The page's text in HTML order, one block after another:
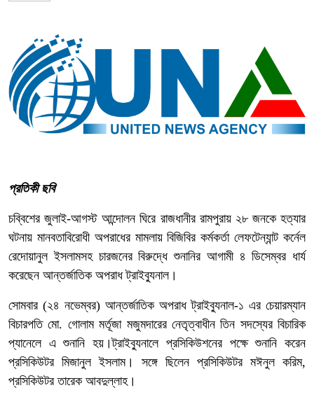
প্রতিকী ছবি
চব্বিশের জুলাই-আগস্ট আন্দোলন ঘিরে রাজধানীর রামপুরায় ২৮ জনকে হত্যার
ঘটনায় মানবতাবিরোধী অপরাধের মামলায় বিজিবির কর্মকর্তা লেফটেন্যান্ট কর্নেল
রেদোয়ানুল ইসলামসহ চারজনের বিরুদ্ধে শুনানির আগামী ৪ ডিসেম্বর ধার্য
করেছেন আন্তর্জাতিক অপরাধ ট্রাইব্যুনাল।
সোমবার (২৪ নভেম্বর) আন্তর্জাতিক অপরাধ ট্রাইব্যুনাল-১ এর চেয়ারম্যান
বিচারপতি মো. গোলাম মর্তূজা মজুমদারের নেতৃত্বাধীন তিন সদস্যের বিচারিক
প্যানেলে এ শুনানি হয়।ট্রাইব্যুনালে প্রসিকিউশনের পক্ষে শুনানি করেন
প্রসিকিউটর মিজানুল ইসলাম। সঙ্গে ছিলেন প্রসিকিউটর মঈনুল করিম,
প্রসিকিউটর তারেক আবদুল্লাহ।